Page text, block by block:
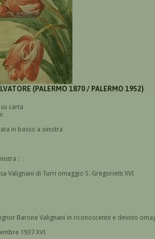
(PALERMO 1870 / PALERMO 1952)
carta
in basso a sinistra
:
Valignani di Turri omaggio S. Gregorietti XVI
Barone Valignani in riconoscente e devoto
1937 XVI